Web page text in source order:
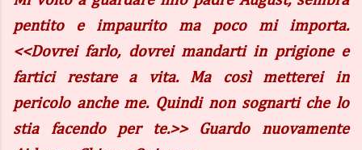
pentito e impaurito ma poco mi importa.
<<Dovrei farlo, dovrei mandarti in prigione e
fartici restare a vita. Ma così metterei in
pericolo anche me. Quindi non sognarti che lo
stia facendo per te.>> Guardo nuovamente